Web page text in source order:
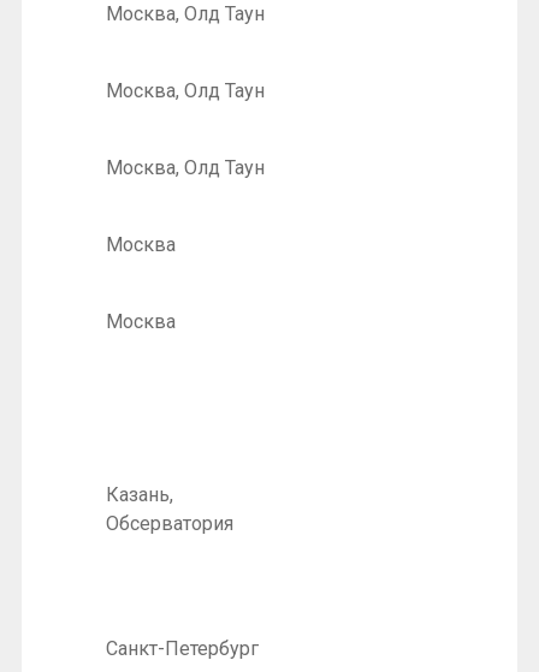
Москва, Олд Таун
Москва, Олд Таун
Москва, Олд Таун
Москва
Москва
Казань,
Обсерватория
Санкт-Петербург